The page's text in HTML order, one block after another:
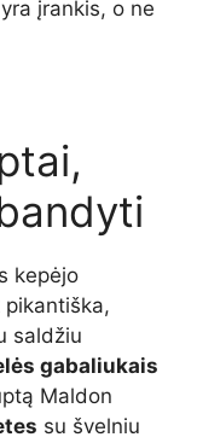
įrankis, o ne
kepėjo
saldžiu
gabaliukais
Maldon
su švelniu